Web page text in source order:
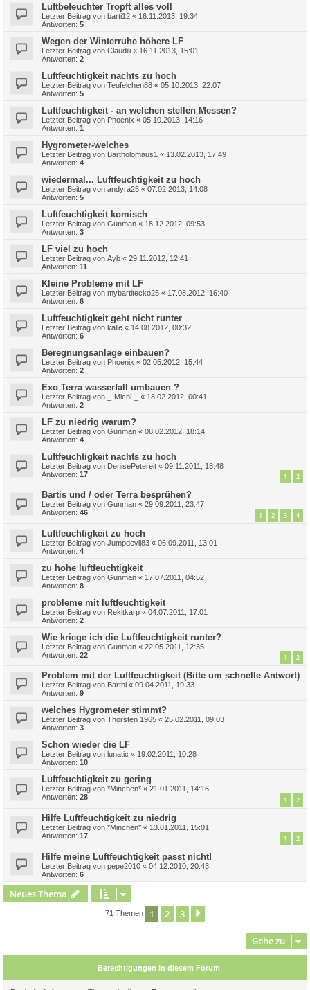
Luftbefeuchter Tropft alles voll
Letzter Beitrag von barti12 « 16.11.2013, 19:34
Antworten: 5
Wegen der Winterruhe höhere LF
Letzter Beitrag von Claudili « 16.11.2013, 15:01
Antworten: 2
Luftfeuchtigkeit nachts zu hoch
Letzter Beitrag von Teufelchen88 « 05.10.2013, 22:07
Antworten: 5
Luftfeuchtigkeit - an welchen stellen Messen?
Letzter Beitrag von Phoenix « 05.10.2013, 14:16
Antworten: 1
Hygrometer-welches
Letzter Beitrag von Bartholomäus1 « 13.02.2013, 17:49
Antworten: 4
wiedermal... Luftfeuchtigkeit zu hoch
Letzter Beitrag von andyra25 « 07.02.2013, 14:08
Antworten: 5
Luftfeuchtigkeit komisch
Letzter Beitrag von Gunman « 18.12.2012, 09:53
Antworten: 3
LF viel zu hoch
Letzter Beitrag von Ayb « 29.11.2012, 12:41
Antworten: 11
Kleine Probleme mit LF
Letzter Beitrag von mybartitecko25 « 17.08.2012, 16:40
Antworten: 6
Luftfeuchtigkeit geht nicht runter
Letzter Beitrag von kalle « 14.08.2012, 00:32
Antworten: 6
Beregnungsanlage einbauen?
Letzter Beitrag von Phoenix « 02.05.2012, 15:44
Antworten: 2
Exo Terra wasserfall umbauen ?
Letzter Beitrag von _-Michi-_ « 18.02.2012, 00:41
Antworten: 2
LF zu niedrig warum?
Letzter Beitrag von Gunman « 08.02.2012, 18:14
Antworten: 4
Luftfeuchtigkeit nachts zu hoch
Letzter Beitrag von DenisePetereit « 09.11.2011, 18:48
Antworten: 17 1 2
Bartis und / oder Terra besprühen?
Letzter Beitrag von Gunman « 29.09.2011, 23:47
Antworten: 46 1 2 3 4
Luftfeuchtigkeit zu hoch
Letzter Beitrag von Jumpdevil83 « 06.09.2011, 13:01
Antworten: 4
zu hohe luftfeuchtigkeit
Letzter Beitrag von Gunman « 17.07.2011, 04:52
Antworten: 8
probleme mit luftfeuchtigkeit
Letzter Beitrag von Rekitkarp « 04.07.2011, 17:01
Antworten: 2
Wie kriege ich die Luftfeuchtigkeit runter?
Letzter Beitrag von Gunman « 22.05.2011, 12:35
Antworten: 22 1 2
Problem mit der Luftfeuchtigkeit (Bitte um schnelle Antwort)
Letzter Beitrag von Barthi « 09.04.2011, 19:33
Antworten: 9
welches Hygrometer stimmt?
Letzter Beitrag von Thorsten 1965 « 25.02.2011, 09:03
Antworten: 3
Schon wieder die LF
Letzter Beitrag von lunatic « 19.02.2011, 10:28
Antworten: 10
Luftfeuchtigkeit zu gering
Letzter Beitrag von *Minchen* « 21.01.2011, 14:16
Antworten: 28 1 2
Hilfe Luftfeuchtigkeit zu niedrig
Letzter Beitrag von *Minchen* « 13.01.2011, 15:01
Antworten: 17 1 2
Hilfe meine Luftfeuchtigkeit passt nicht!
Letzter Beitrag von pepe2010 « 04.12.2010, 20:43
Antworten: 6
Neues Thema
71 Themen 1 2 3
Gehe zu
Berechtigungen in diesem Forum